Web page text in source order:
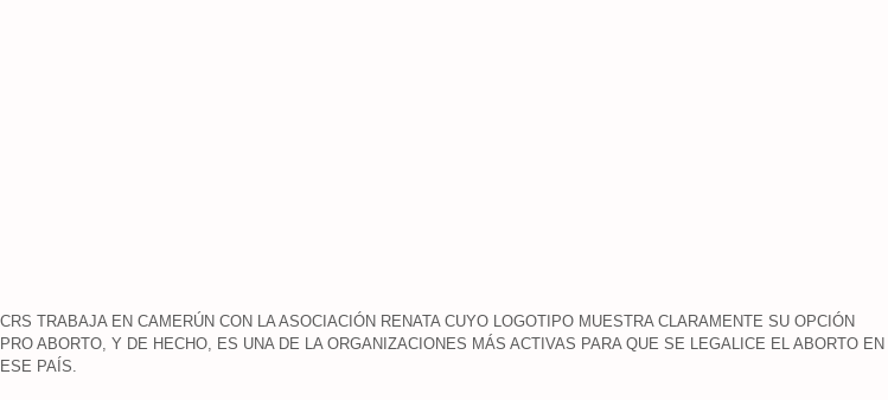
CRS TRABAJA EN CAMERÚN CON LA ASOCIACIÓN RENATA CUYO LOGOTIPO MUESTRA CLARAMENTE SU OPCIÓN
PRO ABORTO, Y DE HECHO, ES UNA DE LA ORGANIZACIONES MÁS ACTIVAS PARA QUE SE LEGALICE EL ABORTO EN
ESE PAÍS.